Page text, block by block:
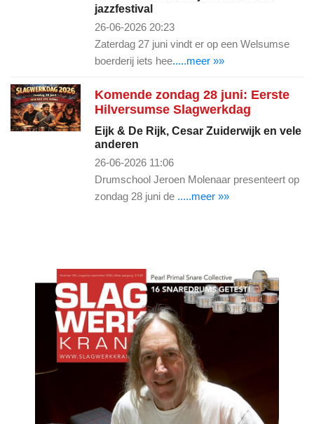
jazzfestival
26-06-2026 20:23
Zaterdag 27 juni vindt er op een Welsumse
boerderij iets hee.....meer »»
Komende zondag 28 juni: Eerste
Hilversumse Slagwerkdag
Eijk & De Rijk, Cesar Zuiderwijk en vele
anderen
26-06-2026 11:06
Drumschool Jeroen Molenaar presenteert op
zondag 28 juni de .....meer »»